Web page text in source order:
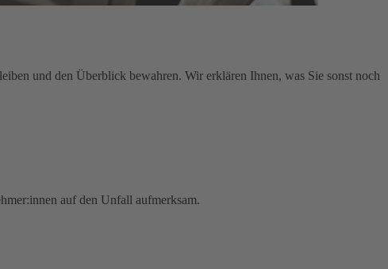
und den Überblick bewahren. Wir erklären Ihnen, was Sie sonst noch
auf den Unfall aufmerksam.